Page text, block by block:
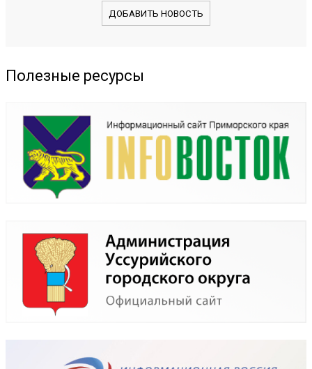
ДОБАВИТЬ НОВОСТЬ
Полезные ресурсы